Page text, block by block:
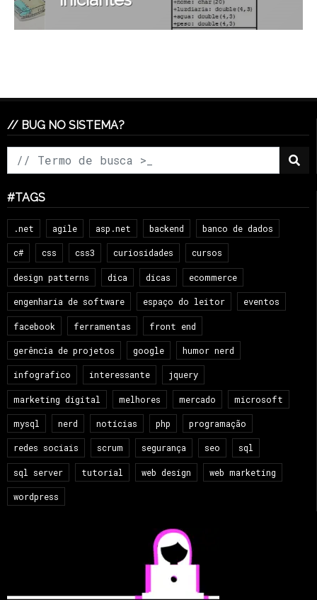
// BUG NO SISTEMA?
#TAGS
.net agile asp.net backend banco de dados
c# css css3 curiosidades cursos
design patterns dica dicas ecommerce
engenharia de software espaço do leitor eventos
facebook ferramentas front end
gerência de projetos google humor nerd
infografico interessante jquery
marketing digital melhores mercado microsoft
mysql nerd notícias php programação
redes sociais scrum segurança seo sql
sql server tutorial web design web marketing
wordpress